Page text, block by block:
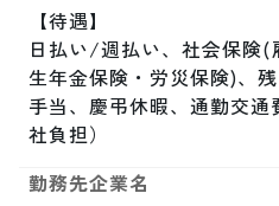
【待遇】
日払い/週払い、社会保険(
生年金保険・労災保険)、
手当、慶弔休暇、通勤交
社負担）
勤務先企業名